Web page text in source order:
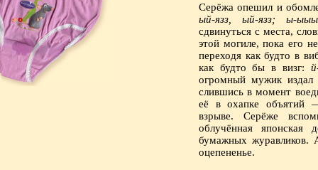
Серёжа опешил и
ый-язз, ый-язз; ы-
сдвинуться с места,
этой могиле, пока его
переходя как будто в
как будто бы в визг:
огромный мужик
слившись в момент
её в охапке объятий
взрыве. Серёже
облучённая японская
бумажных журавликов.
оцепененье.